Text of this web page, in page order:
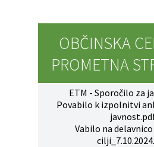
OBČINSKA
PROMETNA
ETM - Sporočilo za
Povabilo k izpolnitvi
Vabilo na